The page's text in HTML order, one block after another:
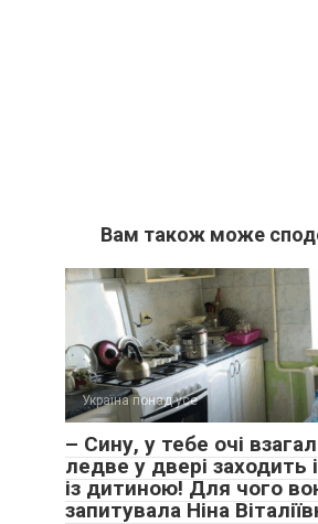
Вам також може
Україна понад усе
– Сину, у тебе очі
ледве у двері заходить
із дитиною! Для чого
запитувала Ніна